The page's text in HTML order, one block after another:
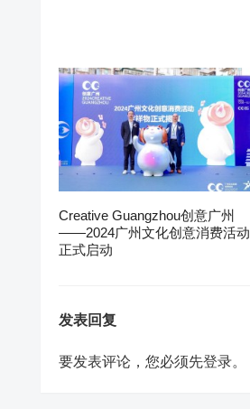
Creative Guangzhou创意广州
——2024广州文化创意消费活动
正式启动
发表回复
要发表评论，您必须先登录。